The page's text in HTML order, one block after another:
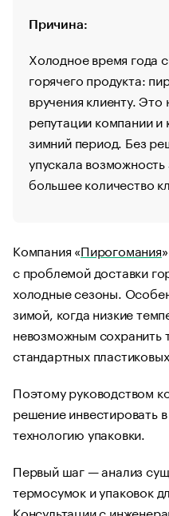
Причина:
Холодное время года
горячего продукта:
вручения клиенту. Это
репутации компании и
зимний период. Без
упускала
большее количество
Компания «Пирогомания
с проблемой доставки
холодные сезоны.
зимой, когда низкие
невозможным сохранить
стандартных
Поэтому руководством
решение инвестировать
технологию упаковки.
Первый шаг — анализ
термосумок и упаковок
Консультации с